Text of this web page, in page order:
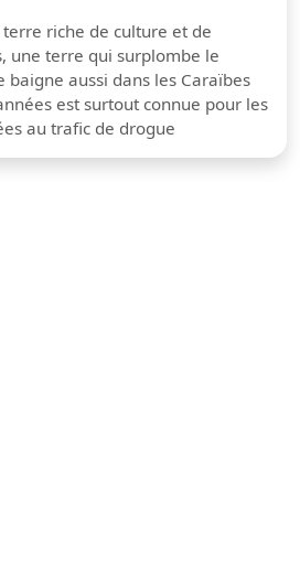
riche de culture et de
une terre qui surplombe le
baigne aussi dans les Caraïbes
est surtout connue pour les
au trafic de drogue